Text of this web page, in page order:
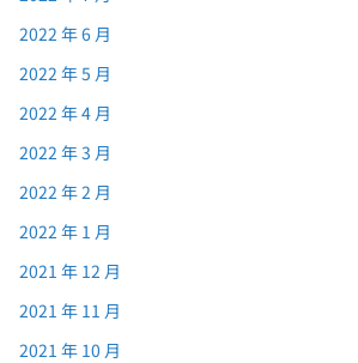
2022 年 6 月
2022 年 5 月
2022 年 4 月
2022 年 3 月
2022 年 2 月
2022 年 1 月
2021 年 12 月
2021 年 11 月
2021 年 10 月